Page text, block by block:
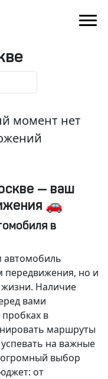
момент нет
— ваш
🚗
в
автомобиль
передвижения, но и
Наличие
вами
в
маршруты
на важные
огромный выбор
от